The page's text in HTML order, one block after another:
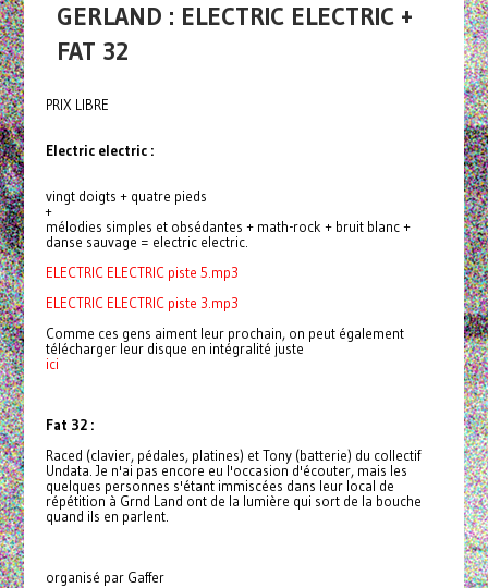
GERLAND : ELECTRIC ELECTRIC +
FAT 32
PRIX LIBRE
Electric electric :
vingt doigts + quatre pieds
+
mélodies simples et obsédantes + math-rock + bruit blanc +
danse sauvage = electric electric.
ELECTRIC ELECTRIC piste 5.mp3
ELECTRIC ELECTRIC piste 3.mp3
Comme ces gens aiment leur prochain, on peut également
télécharger leur disque en intégralité juste
ici
Fat 32 :
Raced (clavier, pédales, platines) et Tony (batterie) du collectif
Undata. Je n'ai pas encore eu l'occasion d'écouter, mais les
quelques personnes s'étant immiscées dans leur local de
répétition à Grnd Land ont de la lumière qui sort de la bouche
quand ils en parlent.
organisé par Gaffer